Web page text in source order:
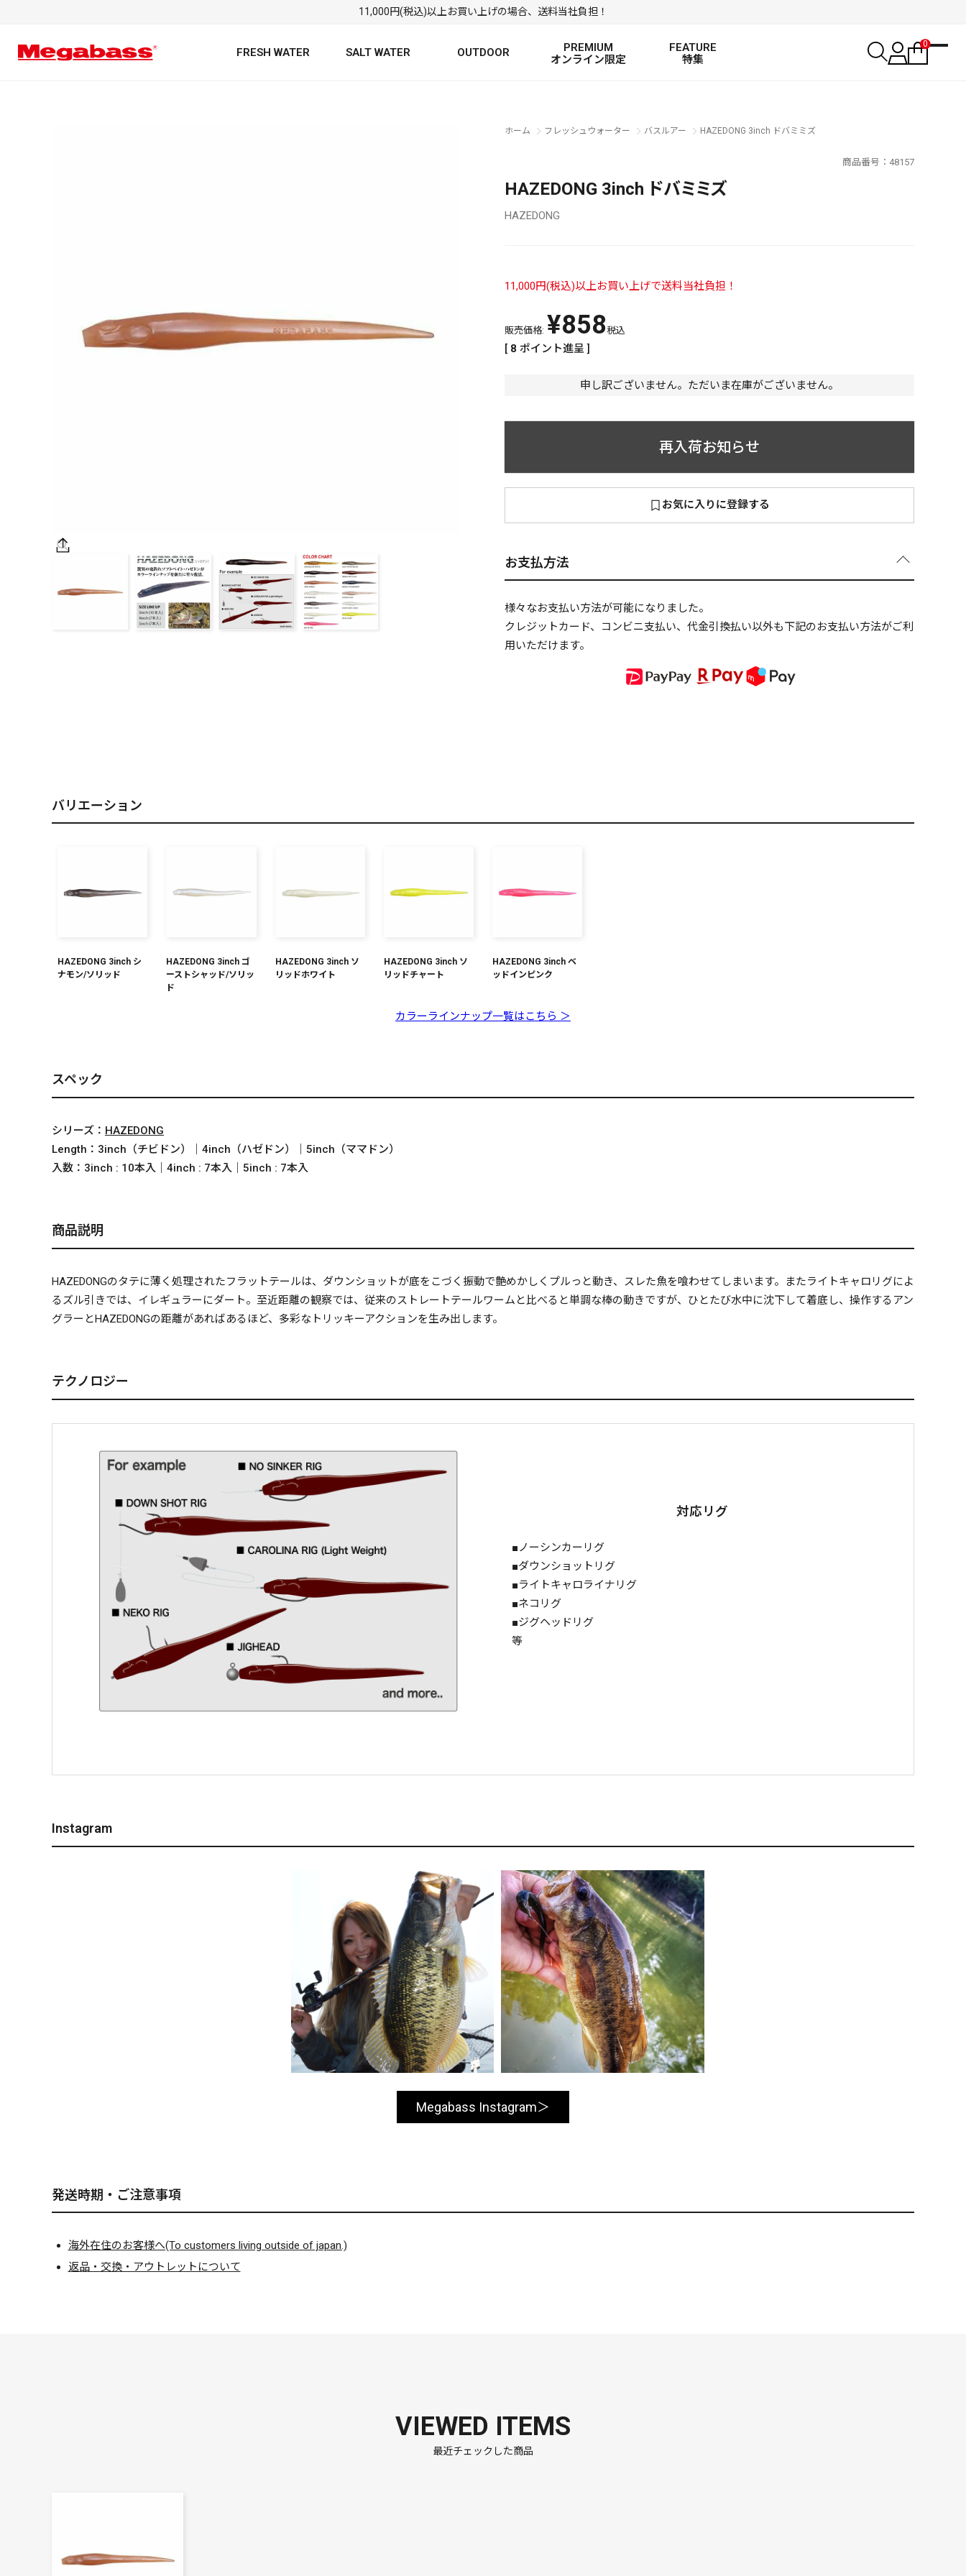
11,000円(税込)以上お買い上げの場合、送料当社負担！
FRESH WATER
TROUT ROD TROUT LURE
SALT WATER
SALTWATER LURE
OUTDOOR
PREMIUM
オンライン限定
FEATURE
特集
0
絞り込み検索
OUTDOOR
在庫あり
全て
リセット この内容で検索する
ホーム フレッシュウォーター バスルアー HAZEDONG 3inch ドバミミズ
商品番号 48157
HAZEDONG 3inch ドバミミズ
HAZEDONG
11,000円(税込)以上お買い上げで送料当社負担！
申し訳ございません。ただいま在庫がございません。
販売価格: ¥858税込
[ 8 ポイント進呈 ]
再入荷お知らせ
お気に入りに登録する
お支払方法
様々なお支払い方法が可能になりました。
クレジットカード、コンビニ支払い、代金引換払い以外も下記のお支払い方法がご利
用いただけます。
バリエーション
HAZEDONG 3inch シ
ナモン/ソリッド
HAZEDONG 3inch ゴ
ーストシャッド/ソリッ
ド
HAZEDONG 3inch ソ
リッドホワイト
HAZEDONG 3inch ソ
リッドチャート
HAZEDONG 3inch ベ
ッドインピンク
カラーラインナップ一覧はこちら ＞
スペック
シリーズ： HAZEDONG
Length： 3inch（チビドン）｜4inch（ハゼドン）｜5inch（ママドン）
入数： 3inch : 10本入｜4inch : 7本入｜5inch : 7本入
商品説明
HAZEDONGのタテに薄く処理されたフラットテールは、ダウンショットが底をこづく振動で艶めかしくプルっと動き、スレた魚を喰わせてしまいます。またライトキャロリグによ
るズル引きでは、イレギュラーにダート。至近距離の観察では、従来のストレートテールワームと比べると単調な棒の動きですが、ひとたび水中に沈下して着底し、操作するアン
グラーとHAZEDONGの距離があればあるほど、多彩なトリッキーアクションを生み出します。
テクノロジー
対応リグ
■ノーシンカーリグ
■ダウンショットリグ
■ライトキャロライナリグ
■ネコリグ
■ジグヘッドリグ
等
Instagram
Megabass Instagram
発送時期・ご注意事項
海外在住のお客様へ(To customers living outside of japan.)
返品・交換・アウトレットについて
VIEWED ITEMS
最近チェックした商品